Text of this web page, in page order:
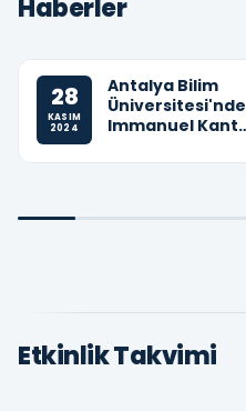
Haberler
28
KASIM
2024
Antalya Bilim
Üniversitesi'nde
Immanuel Kant
Etkinlik Takvimi